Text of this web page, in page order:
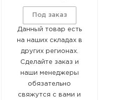
Под заказ
Данный товар есть
на наших складах в
других регионах.
Сделайте заказ и
наши менеджеры
обязательно
свяжутся с вами и
15-
09-18
связи